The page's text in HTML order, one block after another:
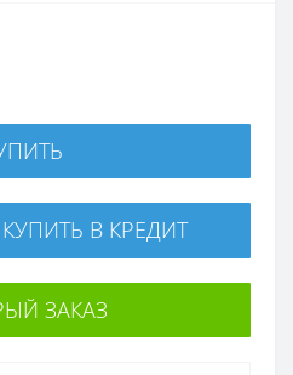
КУПИТЬ В КРЕДИТ
ЗАКАЗ